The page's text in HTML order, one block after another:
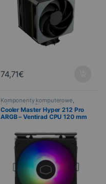
74,71€
Komponenty komputerowe,
Informatyka Chłodzenie
Cooler Master Hyper 212 Pro
ARGB – Ventirad CPU 120 mm